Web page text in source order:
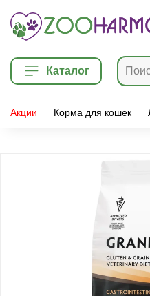
Каталог
Акции Корма для кошек